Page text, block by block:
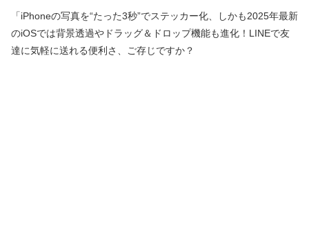
「iPhoneの写真を“たった3秒”でステッカー化、しかも2025年最新
のiOSでは背景透過やドラッグ＆ドロップ機能も進化！LINEで友
達に気軽に送れる便利さ、ご存じですか？